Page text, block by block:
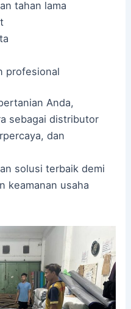
tahan lama
profesional
Anda,
sebagai distributor
dan
solusi terbaik demi
keamanan usaha